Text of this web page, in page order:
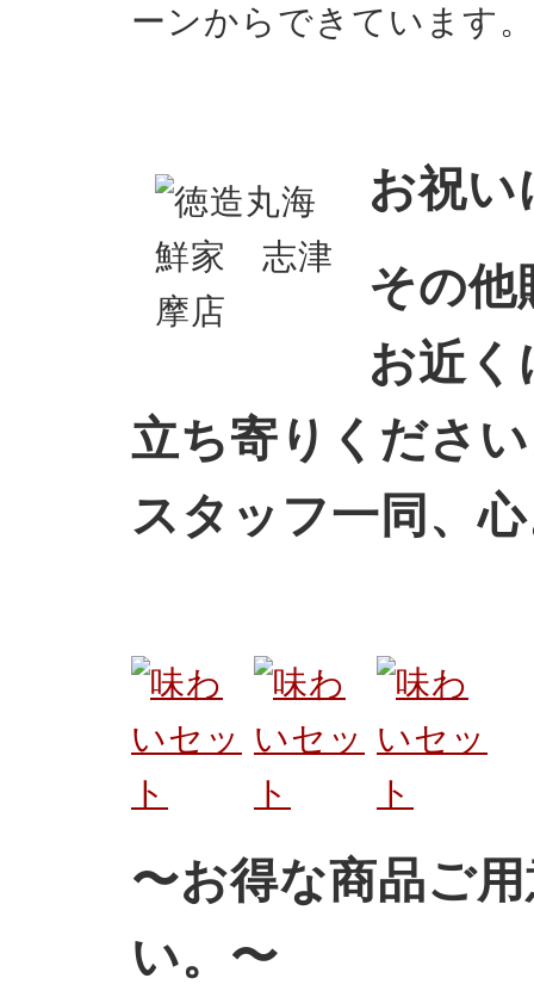
ーンからできています。
お祝い
その他
お近く
立ち寄りくださ
スタッフ一同、
〜お得な商品ご
い。〜